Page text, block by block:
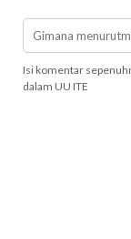
Isi komentar
dalam UU ITE